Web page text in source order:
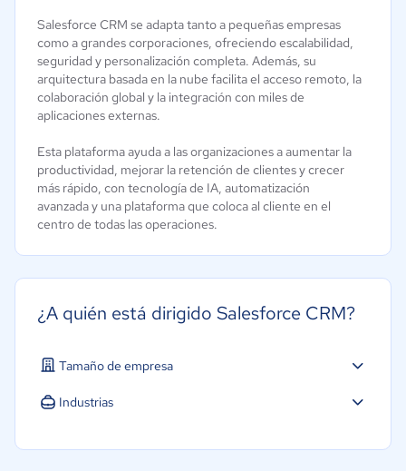
Salesforce CRM se adapta tanto a pequeñas empresas
como a grandes corporaciones, ofreciendo escalabilidad,
seguridad y personalización completa. Además, su
arquitectura basada en la nube facilita el acceso remoto, la
colaboración global y la integración con miles de
aplicaciones externas.
Esta plataforma ayuda a las organizaciones a aumentar la
productividad, mejorar la retención de clientes y crecer
más rápido, con tecnología de IA, automatización
avanzada y una plataforma que coloca al cliente en el
centro de todas las operaciones.
¿A quién está dirigido Salesforce CRM?
Tamaño de empresa
Pequeña: 10 a 49 trabajadores
Industrias